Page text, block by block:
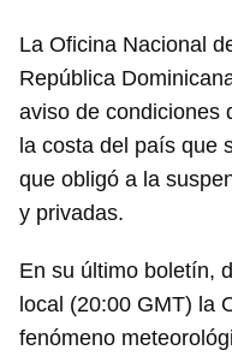
La Oficina Nacional
República
aviso de condiciones
la costa del país que
que obligó a la
y privadas.
En su último boletín,
local (20:00 GMT) la
fenómeno